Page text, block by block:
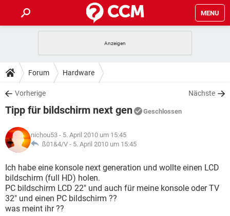
MENU
ANDROID
WINDOWS 10
WHATSAPP TIKTOK
FACEBOOK
TIPPS & TRICKS
SPIELE
WHATSAPP TIKTOK
FACEBOOK
DOWNLOADS
SPIELE STREAMING
ANDROID
WINDOWS 10 INSTAGRAM
WHATSAPP TIKTOK
FACEBOOK
FORUM
SPIELE STREAMING
ANDROID
WINDOWS 10 INSTAGRAM
WHATSAPP TIKTOK
FACEBOOK
LEXIKON
SPIELE STREAMING
ANDROID
WINDOWS 10
Forum Hardware
Vorherige Nächste
Tipp für bildschirm next gen Geschlossen
nichou53 - 5. April 2010 um 15:45
ß01&4/V - 5. April 2010 um 15:45
Ich habe eine konsole next generation und wollte einen LCD
bildschirm (full HD) holen.
PC bildschirm LCD 22" und auch für meine konsole oder TV
32" und einen PC bildschirm ??
was meint ihr ??